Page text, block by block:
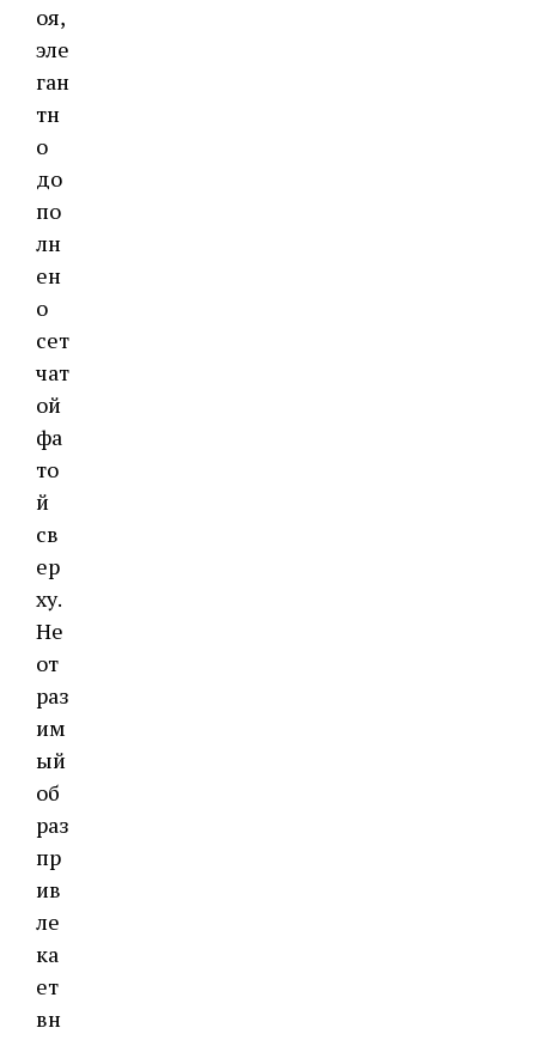
оя,
эле
ган
тн
о
до
по
лн
ен
о
сет
чат
ой ​​
фа
то
й
св
ер
ху.
Не
от
раз
им
ый
об
раз
пр
ив
ле
ка
ет
вн